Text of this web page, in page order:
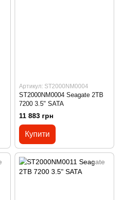
Артикул: ST2000NM0004
ST2000NM0004 Seagate 2TB
7200 3.5" SATA
11 883 грн
Купити